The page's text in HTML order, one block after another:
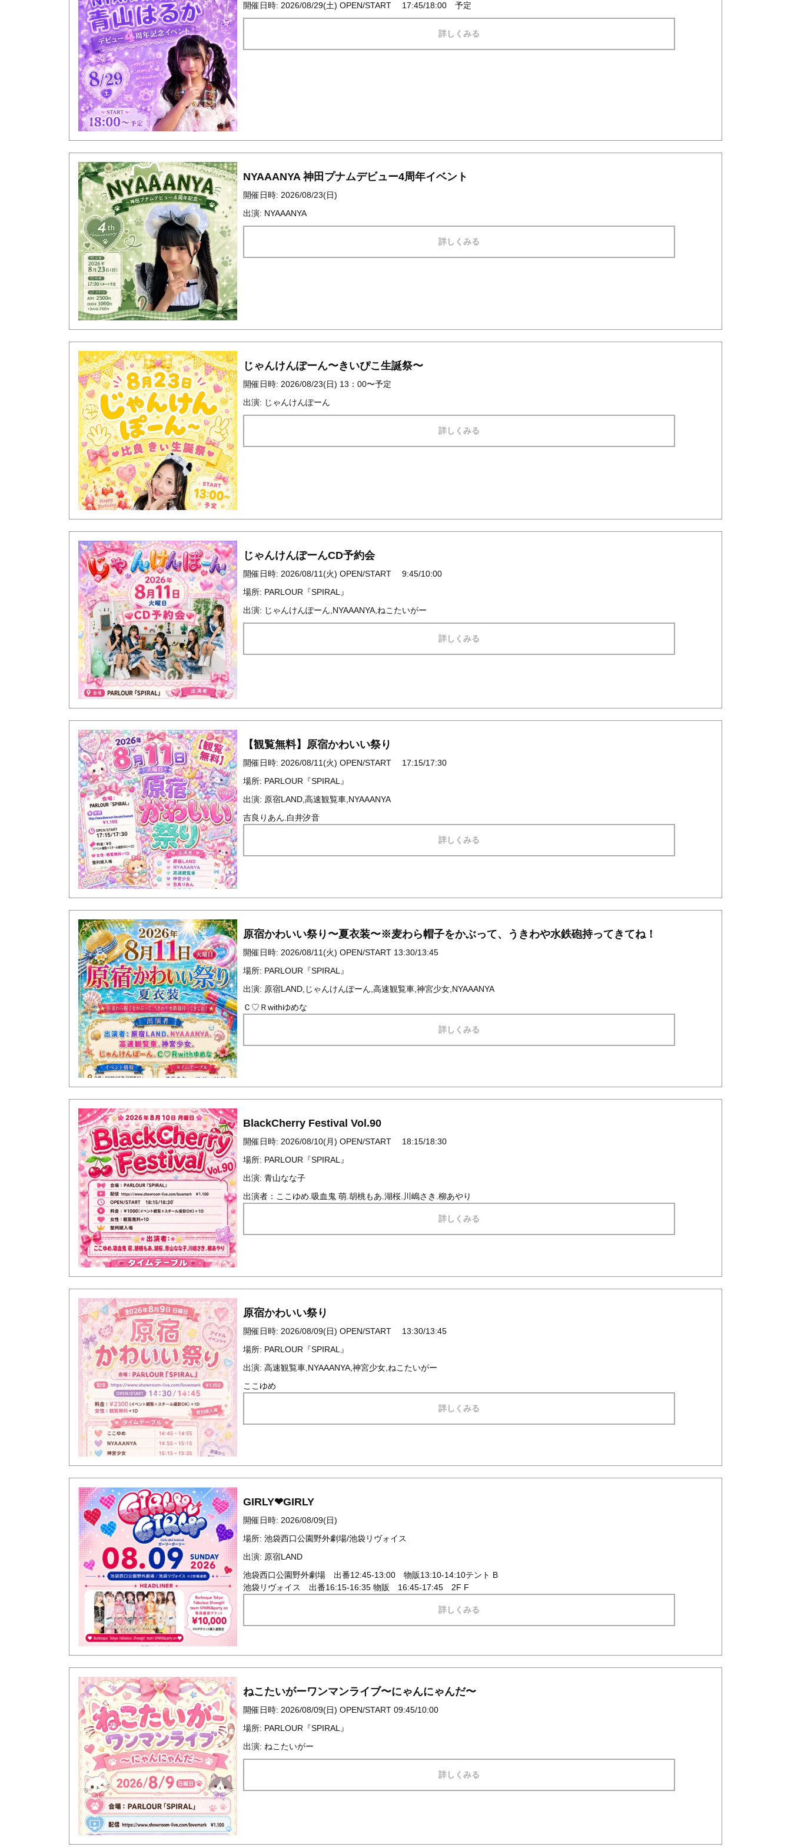
開催日時: 2026/08/29(土) OPEN/START 17:45/18:00 予定
詳しくみる
NYAAANYA 神田プナムデビュー4周年イベント
開催日時: 2026/08/23(日)
出演: NYAAANYA
詳しくみる
じゃんけんぽーん〜きいぴこ生誕祭〜
開催日時: 2026/08/23(日) 13：00〜予定
出演: じゃんけんぽーん
詳しくみる
じゃんけんぽーんCD予約会
開催日時: 2026/08/11(火) OPEN/START 9:45/10:00
場所: PARLOUR『SPIRAL』
出演: じゃんけんぽーん,NYAAANYA,ねこたいがー
詳しくみる
【観覧無料】原宿かわいい祭り
開催日時: 2026/08/11(火) OPEN/START 17:15/17:30
場所: PARLOUR『SPIRAL』
出演: 原宿LAND,高速観覧車,NYAAANYA
吉良りあん.白井汐音
詳しくみる
原宿かわいい祭り〜夏衣装〜※麦わら帽子をかぶって、うきわや水鉄砲持ってきてね！
開催日時: 2026/08/11(火) OPEN/START 13:30/13:45
場所: PARLOUR『SPIRAL』
出演: 原宿LAND,じゃんけんぽーん,高速観覧車,神宮少女,NYAAANYA
Ｃ♡Ｒwithゆめな
詳しくみる
BlackCherry Festival Vol.90
開催日時: 2026/08/10(月) OPEN/START 18:15/18:30
場所: PARLOUR『SPIRAL』
出演: 青山なな子
出演者：ここゆめ.吸血鬼 萌.胡桃もあ.湖桜.川嶋さき.柳あやり
詳しくみる
原宿かわいい祭り
開催日時: 2026/08/09(日) OPEN/START 13:30/13:45
場所: PARLOUR『SPIRAL』
出演: 高速観覧車,NYAAANYA,神宮少女,ねこたいがー
ここゆめ
詳しくみる
GIRLY❤︎GIRLY
開催日時: 2026/08/09(日)
場所: 池袋西口公園野外劇場/池袋リヴォイス
出演: 原宿LAND
池袋西口公園野外劇場 出番12:45-13:00 物販13:10-14:10テント B
池袋リヴォイス 出番16:15-16:35 物販 16:45-17:45 2F F
詳しくみる
ねこたいがーワンマンライブ〜にゃんにゃんだ〜
開催日時: 2026/08/09(日) OPEN/START 09:45/10:00
場所: PARLOUR『SPIRAL』
出演: ねこたいがー
詳しくみる